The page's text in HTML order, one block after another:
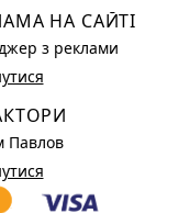
НА САЙТІ
з реклами
Павлов